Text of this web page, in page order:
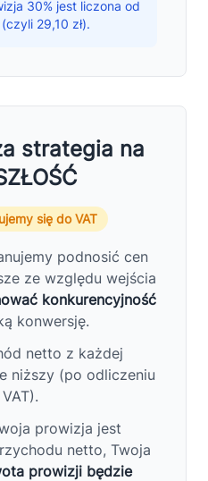
30% jest liczona od
29,10 zł).
strategia na
się do VAT
podnosić cen
ze względu wejścia
konkurencyjność
konwersję.
netto z każdej
niższy (po odliczeniu
VAT).
prowizja jest
netto, Twoja
prowizji będzie